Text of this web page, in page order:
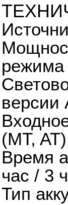
режима
версии
(MT, AT)
Время
час / 3
Тип